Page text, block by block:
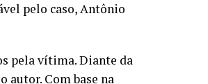
pelo caso, Antônio
pela vítima. Diante da
Com base na